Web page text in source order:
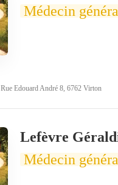
Médecin
Rue Edouard André 8, 6762 Virton
Lefèvre
Médecin